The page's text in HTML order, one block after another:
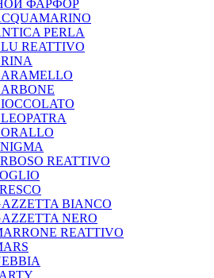
ФАРФОР
PERLA
REATTIVO
REATTIVO
BIANCO
NERO
REATTIVO